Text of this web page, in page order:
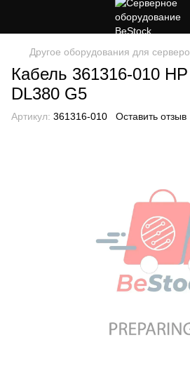
Другое оборудования для
Кабель 361316-010
DL380 G5
Артикул: 361316-010 Оставить отзыв